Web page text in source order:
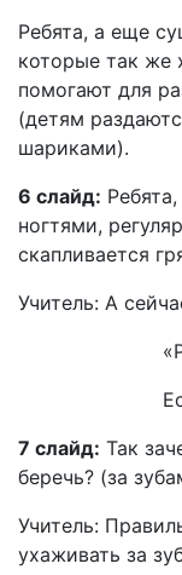
Ребята, а еще
которые так же
помогают для
(детям
шариками).
6 слайд:
ногтями,
скапливается
Учитель: А
Если
7 слайд: Так
беречь? (за
Учитель:
ухаживать за